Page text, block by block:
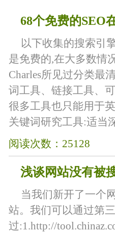
68个免费的SEO
以下收集的搜索引
是免费的,在大多数情
Charles所见过分类最
词工具、链接工具、
很多工具也只能用于
关键词研究工具:适当
阅读次数：25128
浅谈网站没有被
当我们新开了一个
站。我们可以通过第
过:1.http://